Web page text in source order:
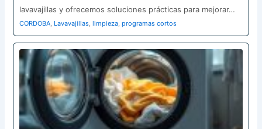
lavavajillas y ofrecemos soluciones prácticas para mejorar…
CORDOBA, Lavavajillas,limpieza,programas cortos